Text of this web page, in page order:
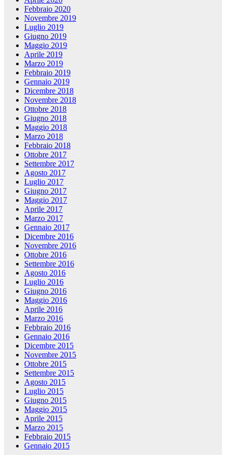
Febbraio 2020
Novembre 2019
Luglio 2019
Giugno 2019
Maggio 2019
Aprile 2019
Marzo 2019
Febbraio 2019
Gennaio 2019
Dicembre 2018
Novembre 2018
Ottobre 2018
Giugno 2018
Maggio 2018
Marzo 2018
Febbraio 2018
Ottobre 2017
Settembre 2017
Agosto 2017
Luglio 2017
Giugno 2017
Maggio 2017
Aprile 2017
Marzo 2017
Gennaio 2017
Dicembre 2016
Novembre 2016
Ottobre 2016
Settembre 2016
Agosto 2016
Luglio 2016
Giugno 2016
Maggio 2016
Aprile 2016
Marzo 2016
Febbraio 2016
Gennaio 2016
Dicembre 2015
Novembre 2015
Ottobre 2015
Settembre 2015
Agosto 2015
Luglio 2015
Giugno 2015
Maggio 2015
Aprile 2015
Marzo 2015
Febbraio 2015
Gennaio 2015